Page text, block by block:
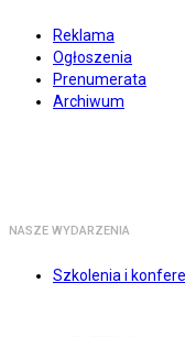
Reklama
Ogłoszenia
Prenumerata
Archiwum
NASZE WYDARZENIA
Szkolenia i